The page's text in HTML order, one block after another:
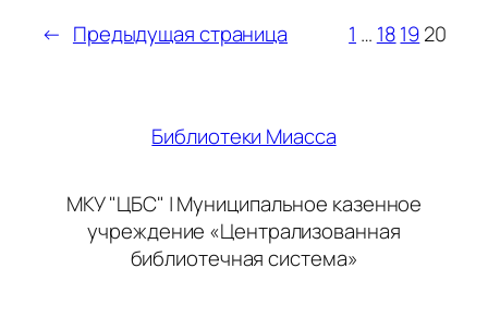
← Предыдущая страница 1 … 181920
Библиотеки Миасса
МКУ "ЦБС" | Муниципальное казенное
учреждение «Централизованная
библиотечная система»